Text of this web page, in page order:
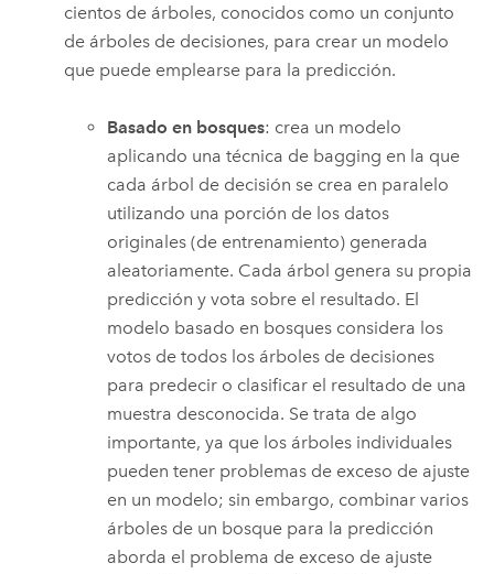
cientos de árboles, conocidos como un conjunto
de árboles de decisiones, para crear un modelo
que puede emplearse para la predicción.
Basado en bosques: crea un modelo
aplicando una técnica de bagging en la que
cada árbol de decisión se crea en paralelo
utilizando una porción de los datos
originales (de entrenamiento) generada
aleatoriamente. Cada árbol genera su propia
predicción y vota sobre el resultado. El
modelo basado en bosques considera los
votos de todos los árboles de decisiones
para predecir o clasificar el resultado de una
muestra desconocida. Se trata de algo
importante, ya que los árboles individuales
pueden tener problemas de exceso de ajuste
en un modelo; sin embargo, combinar varios
árboles de un bosque para la predicción
aborda el problema de exceso de ajuste